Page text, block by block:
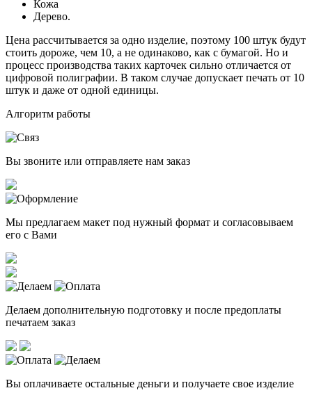
Кожа
Дерево.
Цена рассчитывается за одно изделие, поэтому 100 штук будут
стоить дороже, чем 10, а не одинаково, как с бумагой. Но и
процесс производства таких карточек сильно отличается от
цифровой полиграфии. В таком случае допускает печать от 10
штук и даже от одной единицы.
Алгоритм работы
Вы звоните или отправляете нам заказ
Мы предлагаем макет под нужный формат и согласовываем
его с Вами
Делаем дополнительную подготовку и после предоплаты
печатаем заказ
Вы оплачиваете остальные деньги и получаете свое изделие